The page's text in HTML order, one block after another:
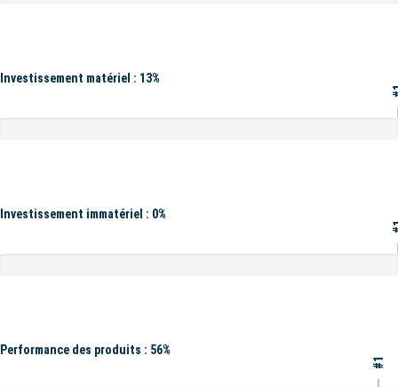
Investissement matériel : 13%
Investissement immatériel : 0%
Performance des produits : 56%
#1